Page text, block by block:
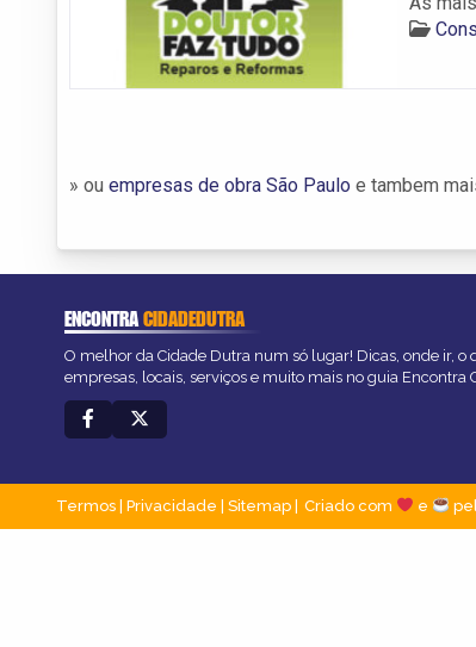
» ou empresas de obra São Paulo e tambem
ENCONTRACIDADEDUTRA
O melhor da Cidade Dutra num só lugar! Dicas, onde ir, o
empresas, locais, serviços e muito mais no guia Encontra
Termos Privacidade Sitemap Criado com e